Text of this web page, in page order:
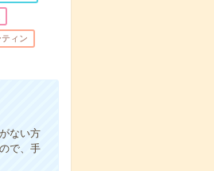
ティン
ない方
で、手